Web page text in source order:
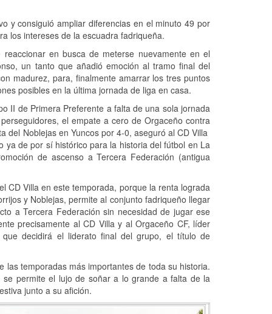
y consiguió ampliar diferencias en el minuto 49 por
los intereses de la escuadra fadriqueña.
en busca de meterse nuevamente en el
un tanto que añadió emoción al tramo final del
madurez, para, finalmente amarrar los tres puntos
posibles en la última jornada de liga en casa.
II de Primera Preferente a falta de una sola jornada
el empate a cero de Orgaceño contra
del Noblejas en Yuncos por 4-0, aseguró al CD Villa
ya de por sí histórico para la historia del fútbol en La
de ascenso a Tercera Federación (antigua
CD Villa en este temporada, porque la renta lograda
y Noblejas, permite al conjunto fadriqueño llegar
a Tercera Federación sin necesidad de jugar ese
precisamente al CD Villa y al Orgaceño CF, líder
que decidirá el liderato final del grupo, el título de
temporadas más importantes de toda su historia.
permite el lujo de soñar a lo grande a falta de la
junto a su afición.